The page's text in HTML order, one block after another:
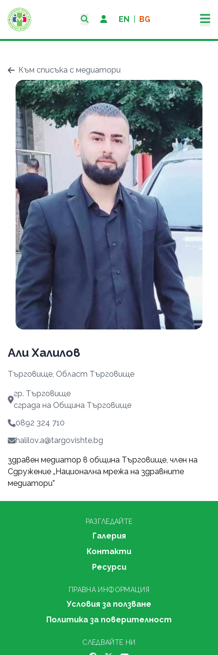
EN BG
Към списъка с медиатори
Али Халилов
Търговище, Област Търговище
гр. Търговище
сграда на Община Търговище
0892 324 710
halilov.a@targovishte.bg
здравен медиатор в община Търговище, член на
Сдружение „Национална мрежа на здравните
медиатори”
РАЗГЛЕДАЙТЕ
Галерия
Контакти
Ресурси
ПРАВНА ИНФОРМАЦИЯ
Условия за ползване
Политика за поверителност
СЛЕДВАЙТЕ НИ